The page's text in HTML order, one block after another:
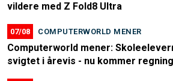
vildere med Z Fold8 Ultra
07/08 COMPUTERWORLD MENER
Computerworld mener:
svigtet i årevis - nu kommer